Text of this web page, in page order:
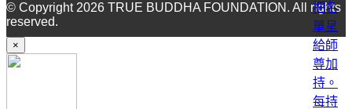
© Copyright 2026 TRUE BUDDHA FOUNDATION. All rights
reserved.
×